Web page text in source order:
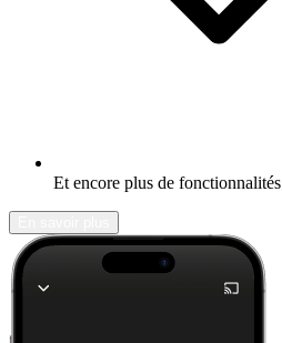
Et encore plus de fonctionnalités